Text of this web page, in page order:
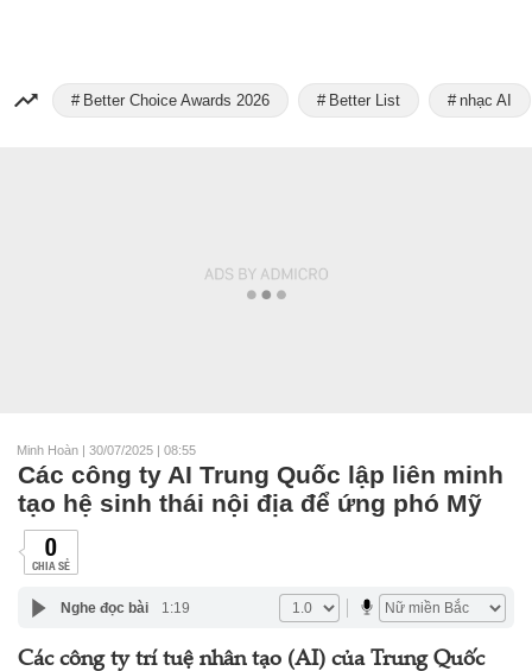
Better Choice Awards 2026 Better List nhạc AI
Minh Hoàn | 30/07/2025 | 08:55
Các công ty AI Trung Quốc lập liên minh
tạo hệ sinh thái nội địa để ứng phó Mỹ
0
CHIA SẺ
Nghe đọc bài 1:19
Các công ty trí tuệ nhân tạo (AI) của Trung Quốc